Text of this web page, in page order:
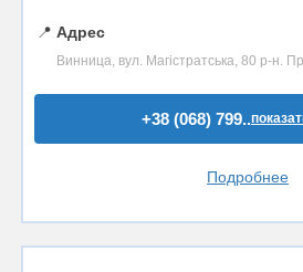
📍 Адрес
Винница, вул. Магістратська, 80 р-н.
+38 (068) 799..
Подробнее